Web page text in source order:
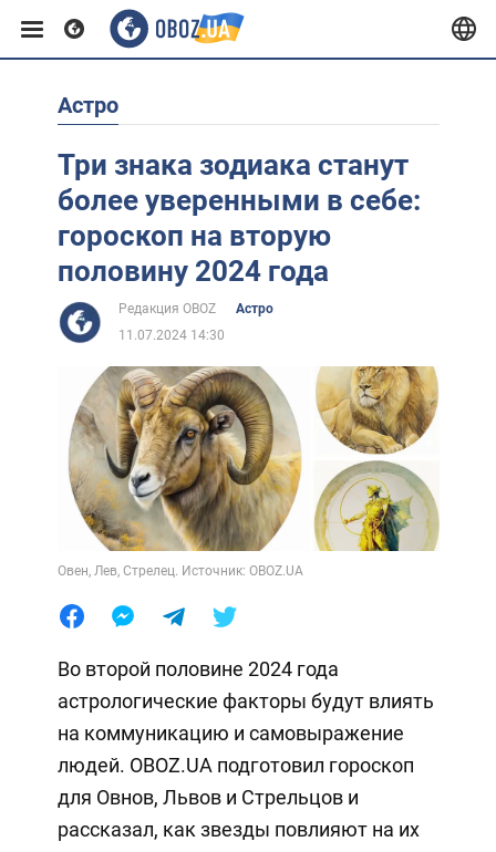
Европа
США
Азия
Африка
Жизнь
Лайфхаки
Астро
Три знака зодиака станут
более уверенными в себе:
гороскоп на вторую
половину 2024 года
Редакция OBOZ
Астро
11.07.2024 14:30
Овен, Лев, Стрелец. Источник: OBOZ.UA
Во второй половине 2024 года
астрологические факторы будут влиять
на коммуникацию и самовыражение
людей. OBOZ.UA подготовил гороскоп
для Овнов, Львов и Стрельцов и
рассказал, как звезды повлияют на их